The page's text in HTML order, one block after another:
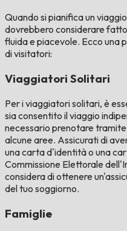
Quando si pianifica un
dovrebbero considerare
fluida e piacevole. Ecco una
di visitatori:
Viaggiatori Solitari
Per i viaggiatori solitari, è
sia consentito il viaggio
necessario prenotare
alcune aree. Assicurati di
una carta d'identità o una
Commissione Elettorale
considera di ottenere
del tuo soggiorno.
Famiglie